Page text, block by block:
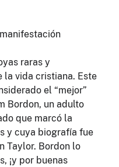
raras y
la vida cristiana. Este
el “mejor”
Bordon, un adulto
que marcó la
​​y cuya biografía fue
Taylor. Bordon lo
¡y por buenas